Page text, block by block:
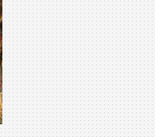
1月 (12)